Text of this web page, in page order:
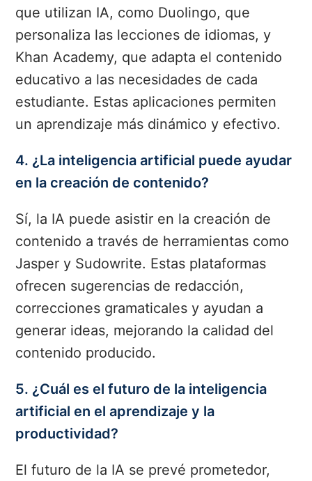
que utilizan IA, como Duolingo, que
personaliza las lecciones de idiomas, y
Khan Academy, que adapta el contenido
educativo a las necesidades de cada
estudiante. Estas aplicaciones permiten
un aprendizaje más dinámico y efectivo.
4. ¿La inteligencia artificial puede ayudar
en la creación de contenido?
Sí, la IA puede asistir en la creación de
contenido a través de herramientas como
Jasper y Sudowrite. Estas plataformas
ofrecen sugerencias de redacción,
correcciones gramaticales y ayudan a
generar ideas, mejorando la calidad del
contenido producido.
5. ¿Cuál es el futuro de la inteligencia
artificial en el aprendizaje y la
productividad?
El futuro de la IA se prevé prometedor,